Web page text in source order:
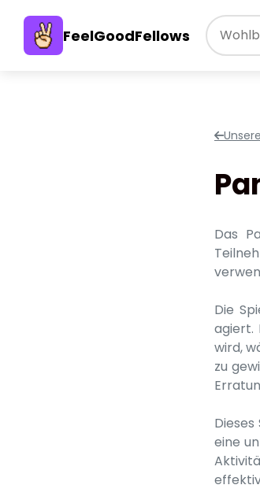
FeelGoodFellows
Das
Die
agiert.
wird,
zu
eine